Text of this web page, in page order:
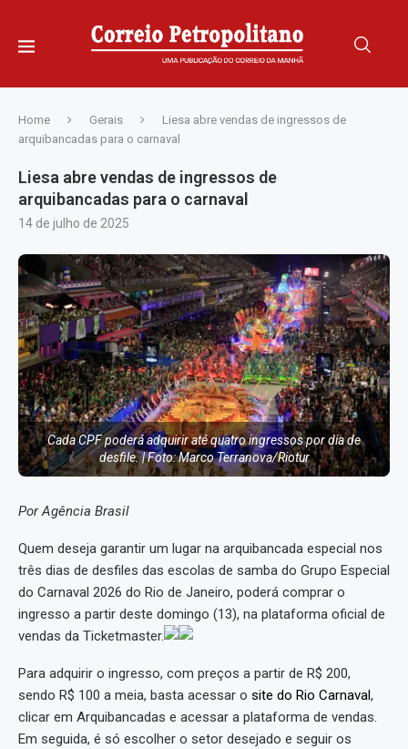
Home Gerais
Liesa abre vendas de ingressos de
arquibancadas para o carnaval
Liesa abre vendas de ingressos de
arquibancadas para o carnaval
14 de julho de 2025
Cada CPF poderá adquirir até quatro ingressos por dia de
desfile. | Foto: Marco Terranova/Riotur
Por Agência Brasil
Quem deseja garantir um lugar na arquibancada especial nos
três dias de desfiles das escolas de samba do Grupo Especial
do Carnaval 2026 do Rio de Janeiro, poderá comprar o
ingresso a partir deste domingo (13), na plataforma oficial de
vendas da Ticketmaster.
Para adquirir o ingresso, com preços a partir de R$ 200,
sendo R$ 100 a meia, basta acessar o site do Rio Carnaval,
clicar em Arquibancadas e acessar a plataforma de vendas.
Em seguida, é só escolher o setor desejado e seguir os